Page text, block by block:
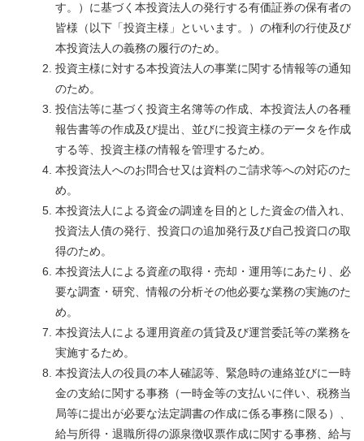
す。）に基づく本投資法人の発行する有価証券の保有者の
皆様（以下「投資主様」といいます。）の権利の行使及び
本投資法人の義務の履行のため。
投資主様に対する本投資法人の事業に関する情報等の通知
のため。
投信法等に基づく投資主名簿等の作成、本投資法人の各種
報告書等の作成及び提出、並びに投資主様のデータを作成
する等、投資主様の情報を管理するため。
本投資法人へのお問合せ又は資料のご請求等への対応のた
め。
本投資法人による資金の調達を目的とした資金の借入れ、
投資法人債の発行、投資口の追加発行及び自己投資口の取
得のため。
本投資法人による資産の取得・売却・運用等にあたり、必
要な調査・研究、情報の分析その他必要な業務の実施のた
め。
本投資法人による運用資産の賃貸及び運営委託等の業務を
実施するため。
本投資法人の役員の本人確認等、緊急時の連絡並びに一時
金の支給に関する事務（一時金等の支払いに伴い、税務当
局等に提出が必要な法定調書の作成に係る事務に限る）、
給与所得・退職所得の源泉徴収票作成に関する事務、給与